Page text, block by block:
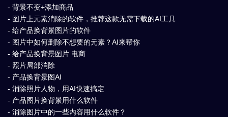
- 背景不变+添加商品
- 图片上元素消除的软件，推荐这款无需下载的AI工具
- 给产品换背景图片的软件
- 图片中如何删除不想要的元素？AI来帮你
- 给产品换背景图片 电商
- 照片局部消除
- 产品换背景图AI
- 消除照片人物，用AI快速搞定
- 产品图片换背景用什么软件
- 消除图片中的一些内容用什么软件？